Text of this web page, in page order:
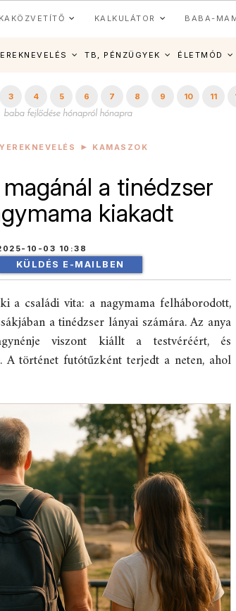
KALKULÁTOR BABA-
TB, PÉNZÜGYEK ÉLETMÓD
3 4 5 6 7 8 9 10 11
KAMASZOK
a tinédzser
kiakadt
10-03 10:38
KÜLDÉS E-MAILBEN
családi vita: a nagymama felháborodott,
a tinédzser lányai számára. Az anya
viszont kiállt a testvéréért, és
A történet futótűzként terjedt a neten, ahol